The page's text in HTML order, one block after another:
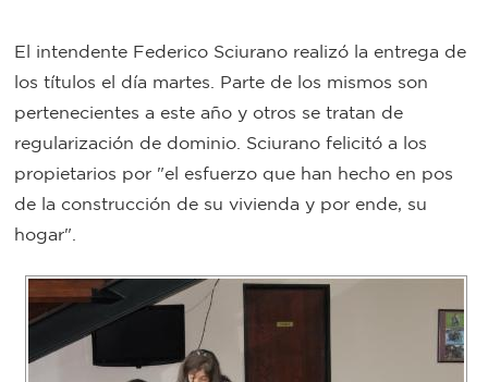
Zoonosis
Bromatología
Rentas
Mi
bondi
Correo
Personal
municipal
El intendente Federico Sciurano realizó la entrega de
los títulos el día martes. Parte de los mismos son
pertenecientes a este año y otros se tratan de
regularización de dominio. Sciurano felicitó a los
propietarios por "el esfuerzo que han hecho en pos
de la construcción de su vivienda y por ende, su
hogar".